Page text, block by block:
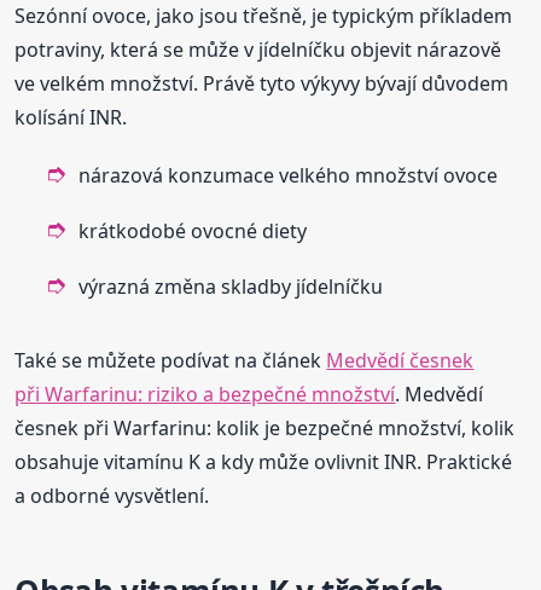
Sezónní ovoce, jako jsou třešně, je typickým příkladem
potraviny, která se může v jídelníčku objevit nárazově
ve velkém množství. Právě tyto výkyvy bývají důvodem
kolísání INR.
nárazová konzumace velkého množství ovoce
krátkodobé ovocné diety
výrazná změna skladby jídelníčku
Také se můžete podívat na článek Medvědí česnek
při Warfarinu: riziko a bezpečné množství. Medvědí
česnek při Warfarinu: kolik je bezpečné množství, kolik
obsahuje vitamínu K a kdy může ovlivnit INR. Praktické
a odborné vysvětlení.